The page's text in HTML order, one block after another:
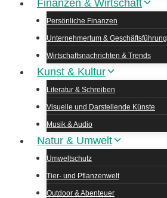
Finanzen & Wirtschaft
Persönliche Finanzen
Unternehmertum & Geschäftsführung
Wirtschaftsnachrichten & Trends
Kunst & Kultur
Literatur & Schreiben
Visuelle und Darstellende Künste
Musik & Audio
Natur & Umwelt
Umweltschutz
Tier- und Pflanzenwelt
Outdoor & Abenteuer